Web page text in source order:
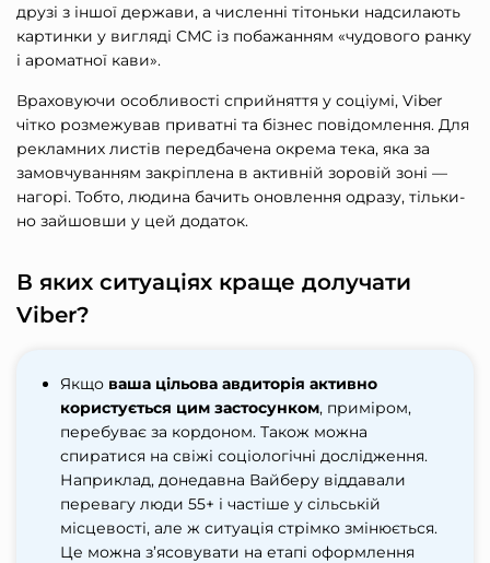
друзі з іншої держави, а численні тітоньки надсилають
картинки у вигляді СМС із побажанням «чудового ранку
і ароматної кави».
Враховуючи особливості сприйняття у соціумі, Viber
чітко розмежував приватні та бізнес повідомлення. Для
рекламних листів передбачена окрема тека, яка за
замовчуванням закріплена в активній зоровій зоні —
нагорі. Тобто, людина бачить оновлення одразу, тільки-
но зайшовши у цей додаток.
В яких ситуаціях краще долучати
Viber?
Якщо ваша цільова авдиторія активно
користується цим застосунком, приміром,
перебуває за кордоном. Також можна
спиратися на свіжі соціологічні дослідження.
Наприклад, донедавна Вайберу віддавали
перевагу люди 55+ і частіше у сільській
місцевості, але ж ситуація стрімко змінюється.
Це можна з’ясовувати на етапі оформлення